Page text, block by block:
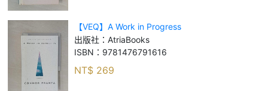
【VEQ】A Work in Progress
出版社： AtriaBooks
ISBN： 9781476791616
NT$ 269